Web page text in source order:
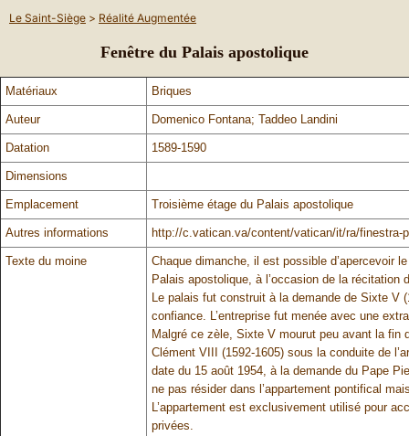
Le Saint-Siège > Réalité Augmentée
Fenêtre du Palais apostolique
Matériaux Briques
Auteur Domenico Fontana; Taddeo Landini
Datation 1589-1590
Dimensions
Emplacement Troisième étage du Palais apostolique
Autres informations http://c.vatican.va/content/vatican/it/ra/finestra-
Texte du moine
Chaque dimanche, il est possible d’apercevoir
Palais apostolique, à l’occasion de la récitation
Le palais fut construit à la demande de Sixte V
confiance. L’entreprise fut menée avec une
Malgré ce zèle, Sixte V mourut peu avant la
Clément VIII (1592-1605) sous la conduite de
date du 15 août 1954, à la demande du Pape
ne pas résider dans l’appartement pontifical
L’appartement est exclusivement utilisé pour
privées.